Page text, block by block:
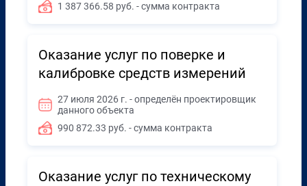
1 387 366.58 руб. - сумма контракта
Оказание услуг по поверке и
калибровке средств измерений
27 июля 2026 г. - определён проектировщик
данного объекта
990 872.33 руб. - сумма контракта
Оказание услуг по техническому